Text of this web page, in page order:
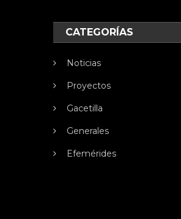
CATEGORÍAS
Noticias
Proyectos
Gacetilla
Generales
Efemérides